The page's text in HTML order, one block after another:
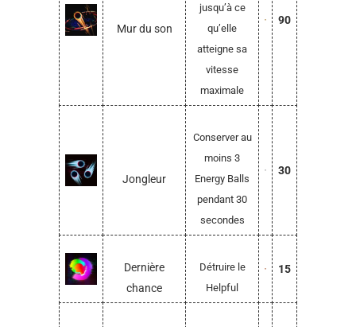
Mur du son
jusqu’à ce
qu’elle
atteigne sa
vitesse
maximale
90
Jongleur
Conserver au
moins 3
Energy Balls
pendant 30
secondes
30
Dernière
chance
Détruire le
Helpful
15